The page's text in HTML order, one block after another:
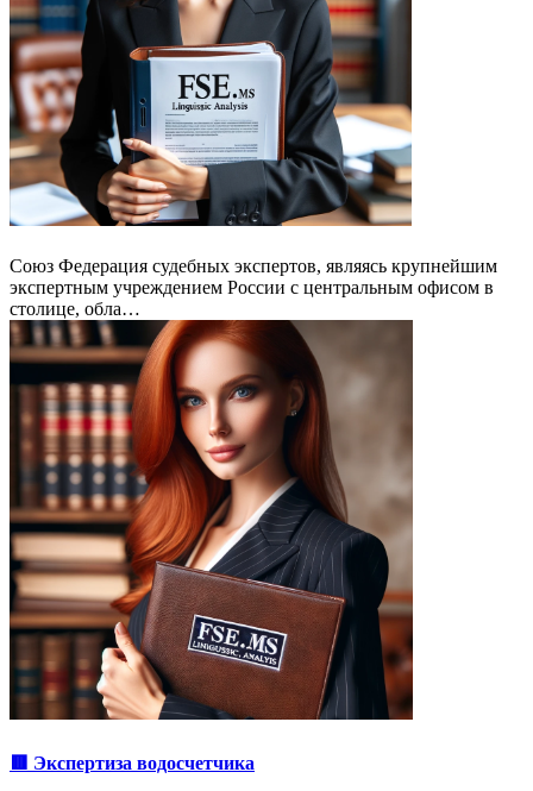
Союз Федерация судебных экспертов, являясь крупнейшим
экспертным учреждением России с центральным офисом в
столице, обла…
🟥 Экспертиза водосчетчика